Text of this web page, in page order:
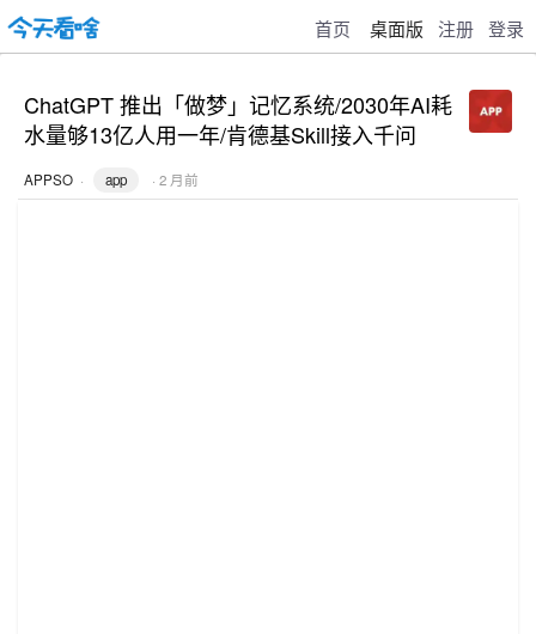
首页 桌面版 注册 登录
ChatGPT 推出「做梦」记忆系统/2030年AI耗
水量够13亿人用一年/肯德基Skill接入千问
APPSO · app · 2 月前